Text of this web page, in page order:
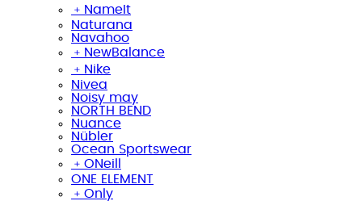
﹢ NameIt
Naturana
Navahoo
﹢ NewBalance
﹢ Nike
Nivea
Noisy may
NORTH BEND
Nuance
Nübler
Ocean Sportswear
﹢ ONeill
ONE ELEMENT
﹢ Only